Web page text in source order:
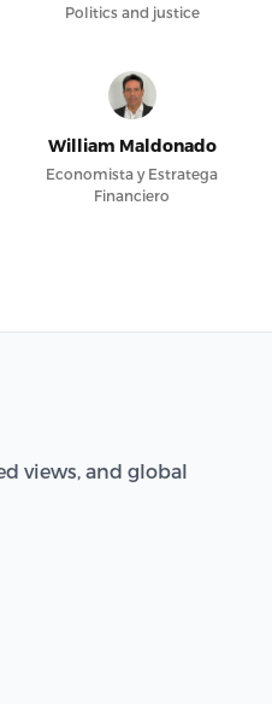
Politics and justice
William Maldonado
Economista y Estratega
Financiero
views, and global